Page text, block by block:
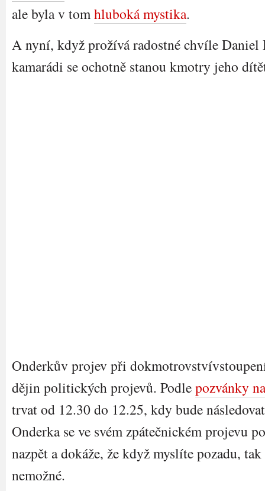
ale byla v tomhluboká mystika.
A nyní, když prožívá radostné chvíle Daniel
kamarádi se ochotně stanou kmotry jeho
Onderkův projev při
dějin politických projevů. Podlepozvánky
trvat od 12.30 do 12.25, kdy bude
Onderka se ve svém zpátečnickém projevu
nazpět a dokáže, že když myslíte pozadu,
nemožné.